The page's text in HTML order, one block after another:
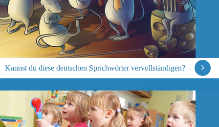
Kannst du diese deutschen Sprichwörter vervollständigen?